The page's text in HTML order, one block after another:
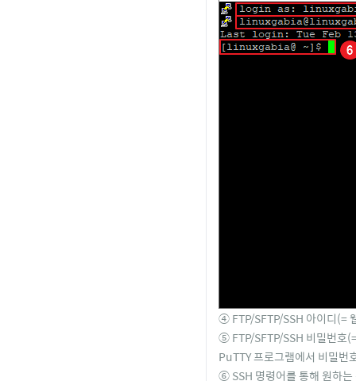
④ FTP/SFTP/SSH 아이디(=
⑤ FTP/SFTP/SSH 비밀번호
PuTTY 프로그램에서 비밀번
⑥ SSH 명령어를 통해 원하